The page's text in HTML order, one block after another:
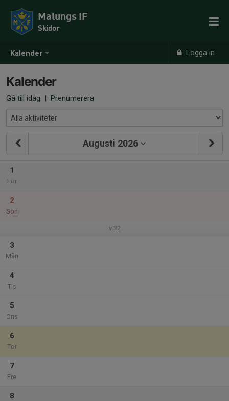
Kalender Logga in
Malungs IF
Skidor
Kalender
Gå till idag | Prenumerera
Augusti 2026
1
Lör
2
Sön
v.32
3
Mån
4
Tis
5
Ons
6
Tor
7
Fre
8